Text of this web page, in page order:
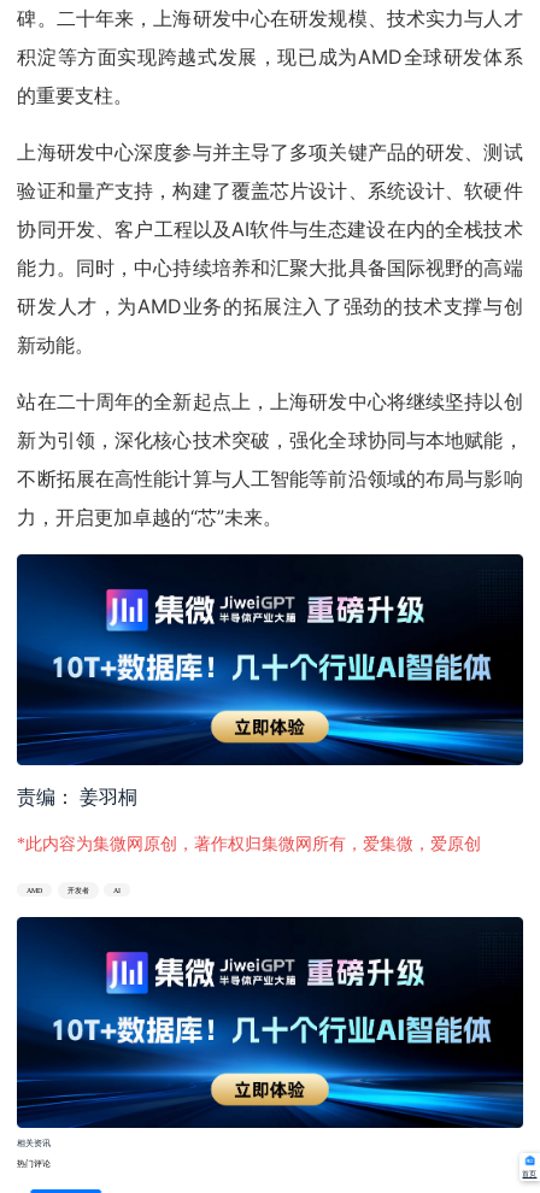
碑。二十年来，上海研发中心在研发规模、技术实力与人才
积淀等方面实现跨越式发展，现已成为AMD全球研发体系
的重要支柱。
上海研发中心深度参与并主导了多项关键产品的研发、测试
验证和量产支持，构建了覆盖芯片设计、系统设计、软硬件
协同开发、客户工程以及AI软件与生态建设在内的全栈技术
能力。同时，中心持续培养和汇聚大批具备国际视野的高端
研发人才，为AMD业务的拓展注入了强劲的技术支撑与创
新动能。
站在二十周年的全新起点上，上海研发中心将继续坚持以创
新为引领，深化核心技术突破，强化全球协同与本地赋能，
不断拓展在高性能计算与人工智能等前沿领域的布局与影响
力，开启更加卓越的“芯”未来。
责编： 姜羽桐
*此内容为集微网原创，著作权归集微网所有，爱集微，爱原创
AMD 开发者 AI
相关资讯
热门评论
首页